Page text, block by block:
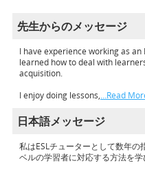
先生からのメッセージ
I have experience working as
learned how to deal with
acquisition.
I enjoy doing lessons,…Read
日本語メッセージ
私はESLチューターとして数年
ベルの学習者に対応する方法を学